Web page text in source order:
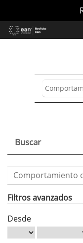
Contenido
principal
Buscar
Buscar
artículos
por
Filtros avanzados
Desde